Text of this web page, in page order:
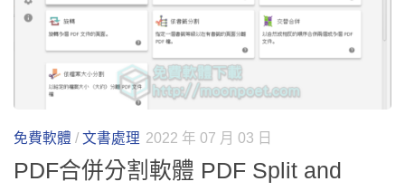
免費軟體 / 文書處理 2022 年 07 月 03 日
PDF合併分割軟體 PDF Split and